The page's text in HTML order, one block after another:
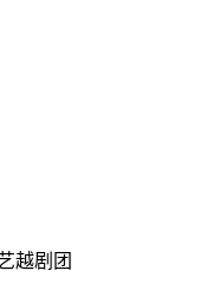
越剧团